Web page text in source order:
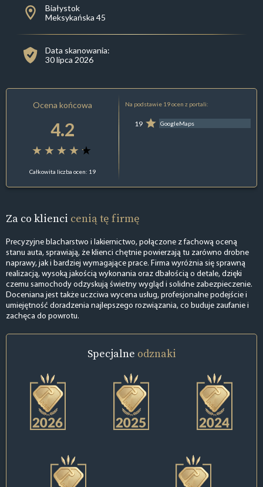
Białystok
Meksykańska 45
Data skanowania:
30 lipca 2026
Ocena końcowa
4.2
Całkowita liczba ocen: 19
Na podstawie 19 ocen z portali:
19 GoogleMaps
Za co klienci cenią tę firmę
Precyzyjne blacharstwo i lakiernictwo, połączone z fachową oceną
stanu auta, sprawiają, że klienci chętnie powierzają tu zarówno drobne
naprawy, jak i bardziej wymagające prace. Firma wyróżnia się sprawną
realizacją, wysoką jakością wykonania oraz dbałością o detale, dzięki
czemu samochody odzyskują świetny wygląd i solidne zabezpieczenie.
Doceniana jest także uczciwa wycena usług, profesjonalne podejście i
umiejętność doradzenia najlepszego rozwiązania, co buduje zaufanie i
zachęca do powrotu.
Specjalne odznaki